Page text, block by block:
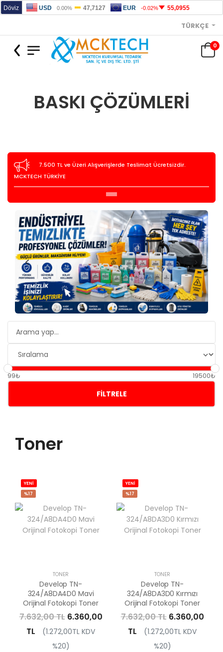
TÜRKÇE
0
BASKI ÇÖZÜMLERI
7.500 TL ve Üzeri Alışverişlerde Teslimat Ücretsizdir.
MCKTECH TÜRKİYE
99₺ 19500₺
FILTRELE
Toner
YENİ
%17
TONER
Develop TN-
324/A8DA4D0 Mavi
Orijinal Fotokopi Toner
7.632,00 TL 6.360,00
TL
(1.272,00TL KDV
%20)
YENİ
%17
TONER
Develop TN-
324/A8DA3D0 Kırmızı
Orijinal Fotokopi Toner
7.632,00 TL 6.360,00
TL
(1.272,00TL KDV
%20)